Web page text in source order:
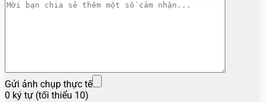
Gửi ảnh chụp thực tế
0 ký tự (tối thiểu 10)